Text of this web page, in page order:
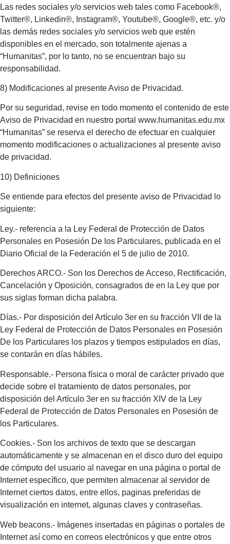
Las redes sociales y/o servicios web tales como Facebook®,
Twitter®, Linkedin®, Instagram®, Youtube®, Google®, etc. y/o
las demás redes sociales y/o servicios web que estén
disponibles en el mercado, son totalmente ajenas a
“Humanitas”, por lo tanto, no se encuentran bajo su
responsabilidad.
8) Modificaciones al presente Aviso de Privacidad.
Por su seguridad, revise en todo momento el contenido de este
Aviso de Privacidad en nuestro portal www.humanitas.edu.mx
“Humanitas” se reserva el derecho de efectuar en cualquier
momento modificaciones o actualizaciones al presente aviso
de privacidad.
10) Definiciones
Se entiende para efectos del presente aviso de Privacidad lo
siguiente:
Ley.- referencia a la Ley Federal de Protección de Datos
Personales en Posesión De los Particulares, publicada en el
Diario Oficial de la Federación el 5 de julio de 2010.
Derechos ARCO.- Son los Derechos de Acceso, Rectificación,
Cancelación y Oposición, consagrados de en la Ley que por
sus siglas forman dicha palabra.
Días.- Por disposición del Artículo 3er en su fracción VII de la
Ley Federal de Protección de Datos Personales en Posesión
De los Particulares los plazos y tiempos estipulados en días,
se contarán en días hábiles.
Responsable.- Persona física o moral de carácter privado que
decide sobre el tratamiento de datos personales, por
disposición del Artículo 3er en su fracción XIV de la Ley
Federal de Protección de Datos Personales en Posesión de
los Particulares.
Cookies.- Son los archivos de texto que se descargan
automáticamente y se almacenan en el disco duro del equipo
de cómputo del usuario al navegar en una página o portal de
Internet específico, que permiten almacenar al servidor de
Internet ciertos datos, entre ellos, paginas preferidas de
visualización en internet, algunas claves y contraseñas.
Web beacons.- Imágenes insertadas en páginas o portales de
Internet así como en correos electrónicos y que entre otros